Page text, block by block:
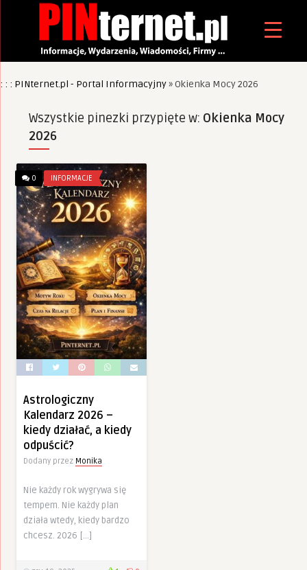
: : : PINternet.pl - Portal Informacyjny»Okienka Mocy 2026
Wszystkie pinezki przypięte w: Okienka Mocy
2026
0 INFORMACJE
Astrologiczny
Kalendarz 2026 –
kiedy działać, a kiedy
odpuścić?
Dodany przez Monika
Nie każdy rok wygrywa się
tempem. Nie każdy plan
działa wtedy, kiedy bardzo
chcesz. 2026 […]